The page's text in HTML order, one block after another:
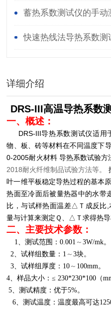
哦！蓄热系数测试仪的手动
快速热线法导热系数测
详细介绍
DRS-III高温导热系数
一、概述：
DRS-III导热系数测试仪适用
物、板、砖等材料在不同温度下
0-2005耐火材料 导热系数试验方
2018耐火纤维制品试验方法等。
叶一维平板稳定导热过程的基本
热面至冷面后被量热器中的水带
比，与试样热面温差△Ｔ成反比,
量与计算来测定Ｑ、△Ｔ求得热导
二、主要技术参数：
1、测试范围：0.001 ～3W/mk。
2、试样组数量：1 ～3块。
3、试样组厚度：10 ～ 100mm。
4、样品大小：≤ 230*230*100（
5、测试精度：优于5%。
6、测试温度：温度最高可达